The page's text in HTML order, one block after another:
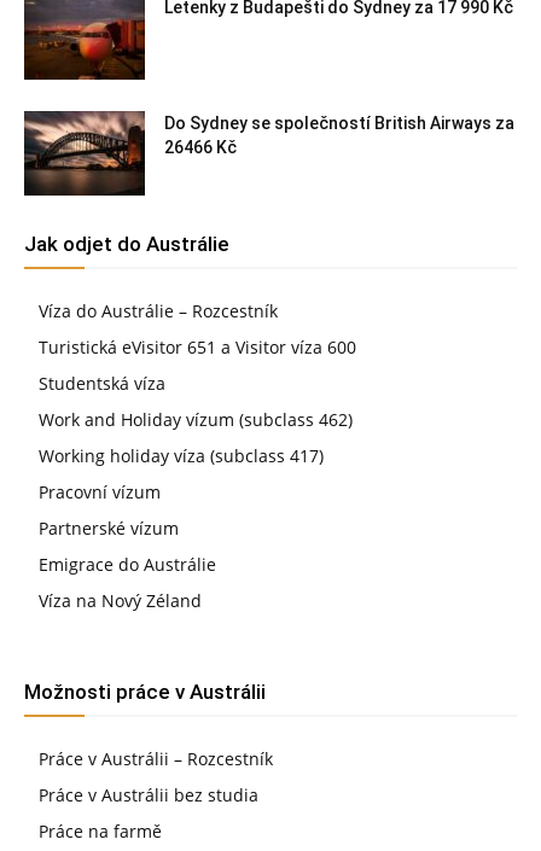
Letenky z Budapešti do Sydney za 17 990 Kč
Do Sydney se společností British Airways za
26466 Kč
Jak odjet do Austrálie
Víza do Austrálie – Rozcestník
Turistická eVisitor 651 a Visitor víza 600
Studentská víza
Work and Holiday vízum (subclass 462)
Working holiday víza (subclass 417)
Pracovní vízum
Partnerské vízum
Emigrace do Austrálie
Víza na Nový Zéland
Možnosti práce v Austrálii
Práce v Austrálii – Rozcestník
Práce v Austrálii bez studia
Práce na farmě